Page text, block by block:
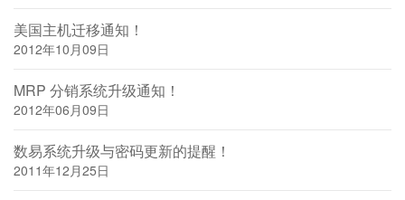
美国主机迁移通知！
2012年10月09日
MRP 分销系统升级通知！
2012年06月09日
数易系统升级与密码更新的提醒！
2011年12月25日